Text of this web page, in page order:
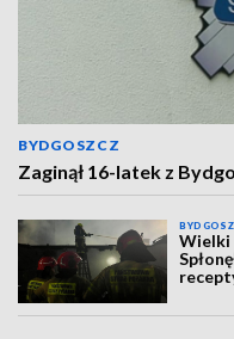
BYDGOSZCZ
Zaginął 16-latek z
Wielki